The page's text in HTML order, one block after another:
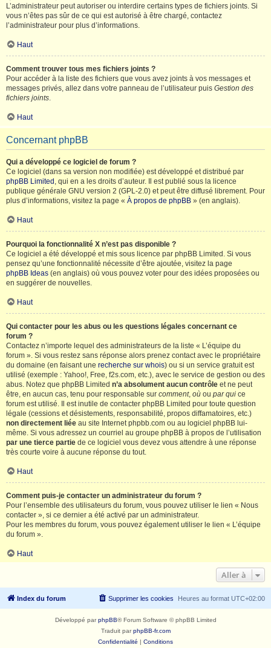
L’administrateur peut autoriser ou interdire certains types de fichiers joints. Si
vous n’êtes pas sûr de ce qui est autorisé à être chargé, contactez
l’administrateur pour plus d’informations.
Haut
Comment trouver tous mes fichiers joints ?
Pour accéder à la liste des fichiers que vous avez joints à vos messages et
messages privés, allez dans votre panneau de l’utilisateur puis Gestion des
fichiers joints.
Haut
Concernant phpBB
Qui a développé ce logiciel de forum ?
Ce logiciel (dans sa version non modifiée) est développé et distribué par
phpBB Limited , qui en a les droits d’auteur. Il est publié sous la licence
publique générale GNU version 2 (GPL-2.0) et peut être diffusé librement. Pour
plus d’informations, visitez la page « À propos de phpBB » (en anglais).
Haut
Pourquoi la fonctionnalité X n’est pas disponible ?
Ce logiciel a été développé et mis sous licence par phpBB Limited. Si vous
pensez qu’une fonctionnalité nécessite d’être ajoutée, visitez la page
phpBB Ideas (en anglais) où vous pouvez voter pour des idées proposées ou
en suggérer de nouvelles.
Haut
Qui contacter pour les abus ou les questions légales concernant ce
forum ?
Contactez n’importe lequel des administrateurs de la liste « L’équipe du
forum ». Si vous restez sans réponse alors prenez contact avec le propriétaire
du domaine (en faisant une recherche sur whois) ou si un service gratuit est
utilisé (exemple : Yahoo!, Free, f2s.com, etc.), avec le service de gestion ou des
abus. Notez que phpBB Limited n’a absolument aucun contrôle et ne peut
être, en aucun cas, tenu pour responsable sur comment, où ou par qui ce
forum est utilisé. Il est inutile de contacter phpBB Limited pour toute question
légale (cessions et désistements, responsabilité, propos diffamatoires, etc.)
non directement liée au site Internet phpbb.com ou au logiciel phpBB lui-
même. Si vous adressez un courriel au groupe phpBB à propos de l’utilisation
par une tierce partie de ce logiciel vous devez vous attendre à une réponse
très courte voire à aucune réponse du tout.
Haut
Comment puis-je contacter un administrateur du forum ?
Pour l’ensemble des utilisateurs du forum, vous pouvez utiliser le lien « Nous
contacter », si ce dernier a été activé par un administrateur.
Pour les membres du forum, vous pouvez également utiliser le lien « L’équipe
du forum ».
Haut
Aller à
Index du forum Heures au format UTC+02:00
Supprimer les cookies
Développé parphpBB® Forum Software © phpBB Limited
Traduit parphpBB-fr.com
Confidentialité | Conditions